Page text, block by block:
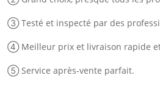
③ Testé et inspecté par des
④ Meilleur prix et livraison rapide
⑤ Service après-vente parfait.